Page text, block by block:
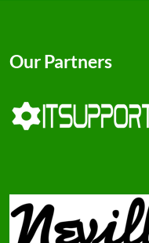
Our Partners